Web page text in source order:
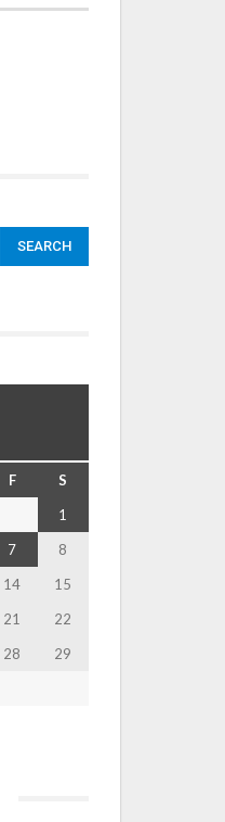
F
S
1
7
8
14
15
21
22
28
29